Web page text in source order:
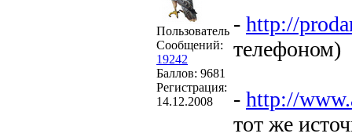
Пользователь
Сообщений:
19242
Баллов: 9681
Регистрация:
14.12.2008
- http://
телефоном)
- http://
тот же